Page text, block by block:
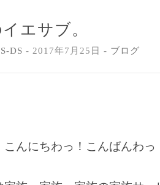
エサブ。
DS - 2017年7月25日 - ブログ
こんにちわっ！こんばんわ